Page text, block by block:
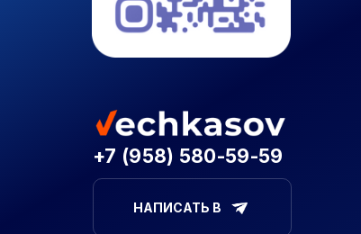
+7 (958) 580-59-59
НАПИСАТЬ В